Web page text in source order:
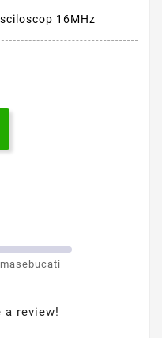
16MHz
review!